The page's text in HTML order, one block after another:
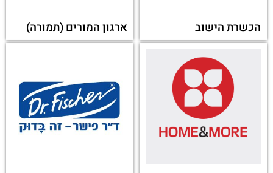
הכשרת הישוב ארגון המורים (תמורה)